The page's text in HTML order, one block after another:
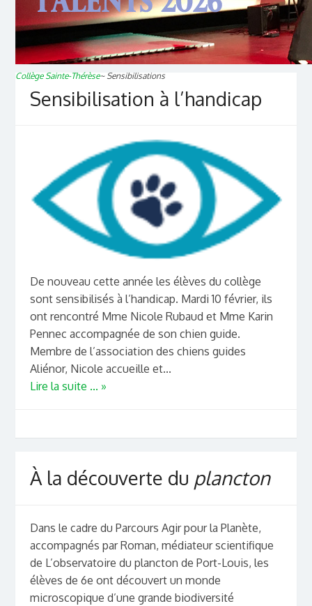
Collège Sainte-Thérèse~ Sensibilisations
Sensibilisation à l’handicap
De nouveau cette année les élèves du collège
sont sensibilisés à l’handicap. Mardi 10 février, ils
ont rencontré Mme Nicole Rubaud et Mme Karin
Pennec accompagnée de son chien guide.
Membre de l’association des chiens guides
Aliénor, Nicole accueille et...
Lire la suite ... »
À la découverte du plancton
Dans le cadre du Parcours Agir pour la Planète,
accompagnés par Roman, médiateur scientifique
de L’observatoire du plancton de Port-Louis, les
élèves de 6e ont découvert un monde
microscopique d’une grande biodiversité